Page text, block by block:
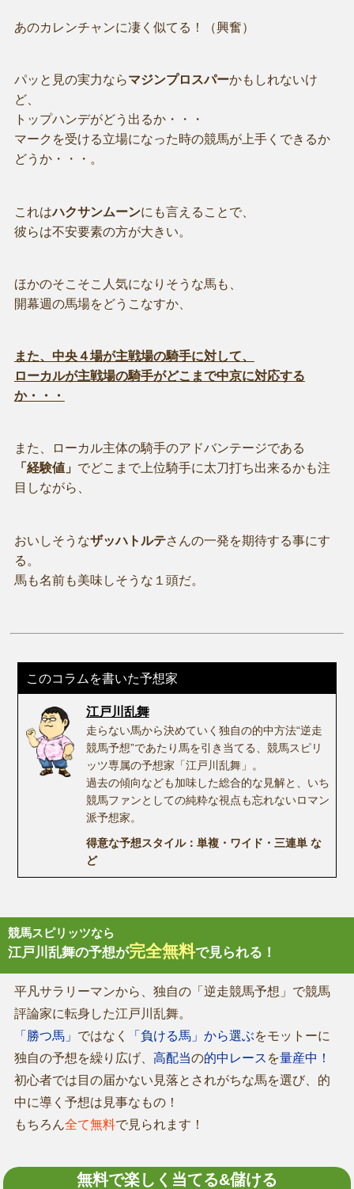
あのカレンチャンに凄く似てる！（興奮）
パッと見の実力ならマジンプロスパーかもしれないけ
ど、
トップハンデがどう出るか・・・
マークを受ける立場になった時の競馬が上手くできるか
どうか・・・。
これはハクサンムーンにも言えることで、
彼らは不安要素の方が大きい。
ほかのそこそこ人気になりそうな馬も、
開幕週の馬場をどうこなすか、
また、中央４場が主戦場の騎手に対して、
ローカルが主戦場の騎手がどこまで中京に対応する
か・・・
また、ローカル主体の騎手のアドバンテージである
「経験値」 でどこまで上位騎手に太刀打ち出来るかも注
目しながら、
おいしそうなザッハトルテさんの一発を期待する事にす
る。
馬も名前も美味しそうな１頭だ。
このコラムを書いた予想家
江戸川乱舞
走らない馬から決めていく独自の的中方法“逆走
競馬予想”であたり馬を引き当てる、競馬スピリ
ッツ専属の予想家「江戸川乱舞」。
過去の傾向なども加味した総合的な見解と、いち
競馬ファンとしての純粋な視点も忘れないロマン
派予想家。
得意な予想スタイル：単複・ワイド・三連単 な
ど
競馬スピリッツなら
江戸川乱舞の予想が完全無料で見られる！
平凡サラリーマンから、独自の「逆走競馬予想」で競馬
評論家に転身した江戸川乱舞。
「勝つ馬」 ではなく 「負ける馬」から選ぶをモットーに
独自の予想を繰り広げ、 高配当の的中レース を量産中！
初心者では目の届かない見落とされがちな馬を選び、的
中に導く予想は見事なもの！
もちろん全て無料で見られます！
無料で楽しく当てる&儲ける